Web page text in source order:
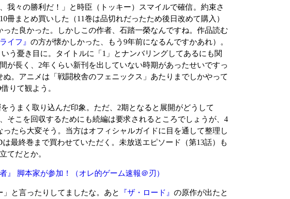
我々の勝利だ！」と時臣（トッキー）スマイルで確信。約束さ
冊まとめ買いした（11巻は品切れだったため後日改めて購入）
た良かった。しかしこの作者、石踏一榮なんですね。作品読む
イフ』 の方が懐かしかった、もう9年前になるんですかあれ）。
う憂き目に。タイトルに「1」とナンバリングしてあるにも関
長く、2年くらい新刊を出していない時期があったせいですっ
。アニメは「戦闘校舎のフェニックス」あたりまでしかやって
りて観よう。
うまく取り込んだ印象。ただ、2期となると展開がどうして
こを回収するためにも続編は要求されるところでしょうが、4
たら大変そう。当方はオフィシャルガイドに目を通して整理し
最終巻まで買わせていただく。未放送エピソード（第13話）も
てだとか。
』 脚本家が参加！ （オレ的ゲーム速報＠刃）
と言ったりしてましたな。あと 『ザ・ロード』 の原作が出たと